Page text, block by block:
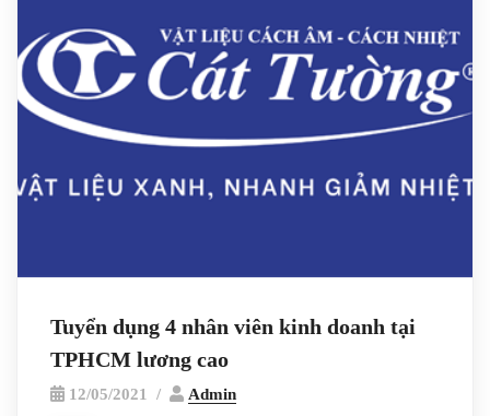
Tuyển dụng 4 nhân viên kinh doanh tại
TPHCM lương cao
12/05/2021 Admin